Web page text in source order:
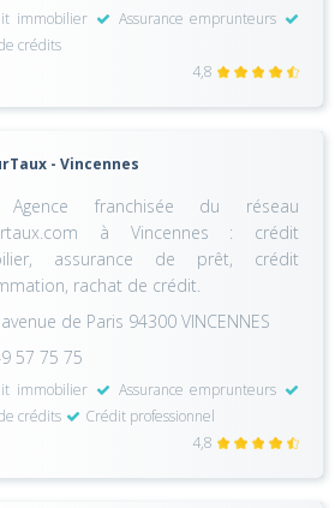
immobilier
Assurance emprunteurs
crédits
4,8
- Vincennes
franchisée du réseau
à Vincennes : crédit
assurance de prêt, crédit
rachat de crédit.
de Paris 94300 VINCENNES
57 75 75
immobilier
Assurance emprunteurs
crédits
Crédit professionnel
4,8